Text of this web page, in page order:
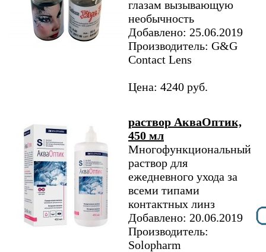
глазам вызывающую
необычность
Добавлено: 25.06.2019
Производитель: G&G
Contact Lens
Цена: 4240 руб.
раствор АкваОптик,
450 мл
Многофункциональный
раствор для
ежедневного ухода за
всеми типами
контактных линз
Добавлено: 20.06.2019
Производитель:
Solopharm